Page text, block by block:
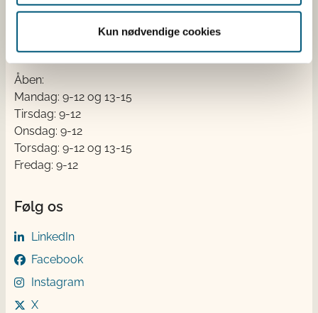
Kun nødvendige cookies
CVR: 62534516
Betaling af regning
Åben:
Mandag: 9-12 og 13-15
Tirsdag: 9-12
Onsdag: 9-12
Torsdag: 9-12 og 13-15
Fredag: 9-12
Følg os
LinkedIn
Facebook
Instagram
X